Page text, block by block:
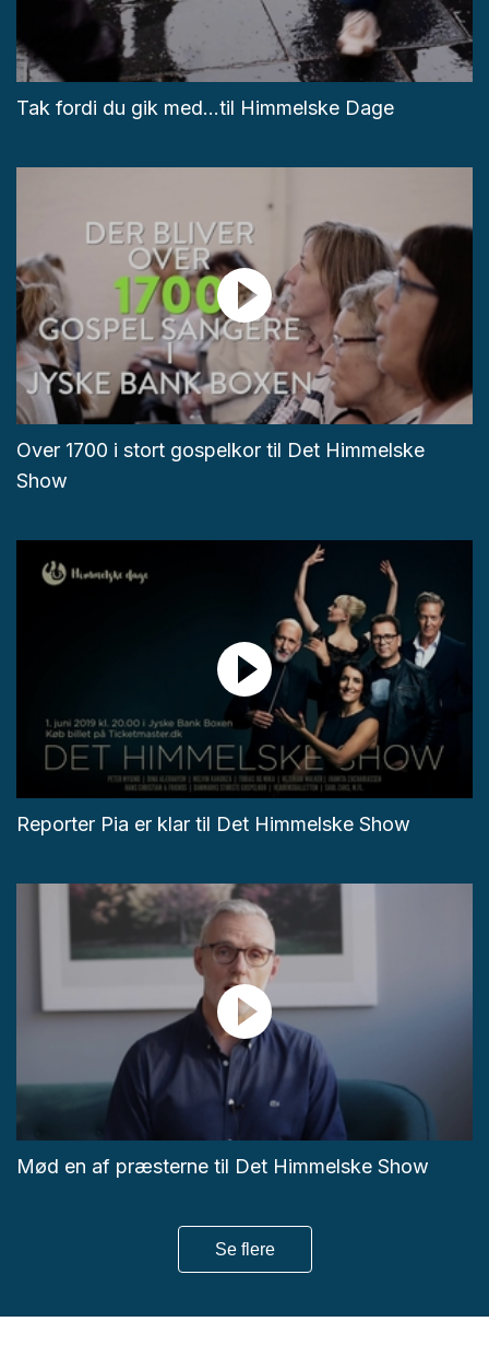
Tak fordi du gik med...til Himmelske Dage
Over 1700 i stort gospelkor til Det Himmelske
Show
Reporter Pia er klar til Det Himmelske Show
Mød en af præsterne til Det Himmelske Show
Se flere